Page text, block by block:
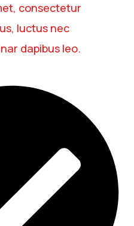
consectetur
luctus nec
dapibus leo.